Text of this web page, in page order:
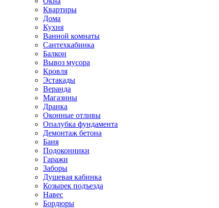
Квартиры
Дома
Кухня
Ванной комнаты
Сантехкабинка
Балкон
Вывоз мусора
Кровля
Эстакады
Веранда
Магазины
Дранка
Оконные отливы
Опалубка фундамента
Демонтаж бетона
Баня
Подоконники
Гаражи
Заборы
Душевая кабинка
Козырек подъезда
Навес
Бордюры